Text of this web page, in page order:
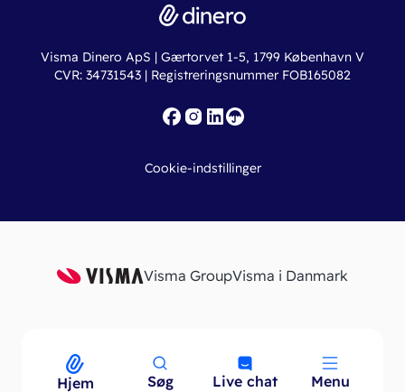
Hjem Søg Live chat Menu
Menu
Erhvervslån
Fakturaskabeloner
Online regnskabskurser
Ny virksomhed
Iværksætterlegat
Visma Dinero ApS | Gærtorvet 1-5, 1799 København V
CVR: 34731543 | Registreringsnummer FOB165082
Cookie-indstillinger
Visma GroupVisma i Danmark